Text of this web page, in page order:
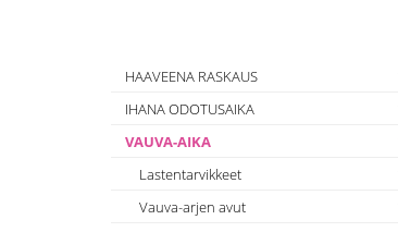
HAAVEENA RASKAUS
IHANA ODOTUSAIKA
VAUVA-AIKA
Lastentarvikkeet
Vauva-arjen avut